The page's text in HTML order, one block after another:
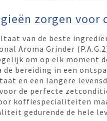
zorgen voor
van de beste
Aroma Grinder
om op elk moment
de bereiding in een
en een langere
de perfecte
koffiespecialiteiten
gedurende de hele